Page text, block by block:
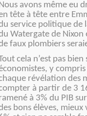
avons même eu
tête à tête entre
service politique de
Watergate de Nixon
faux plombiers
cela n’est pas
y
révélation des
à partir de 3
à 3% du PIB
bons élèves,